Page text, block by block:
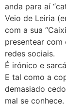
anda para aí
Veio de Leiria
com a sua
presentear
redes sociais.
É irónico e
E tal como a
demasiado
mal se